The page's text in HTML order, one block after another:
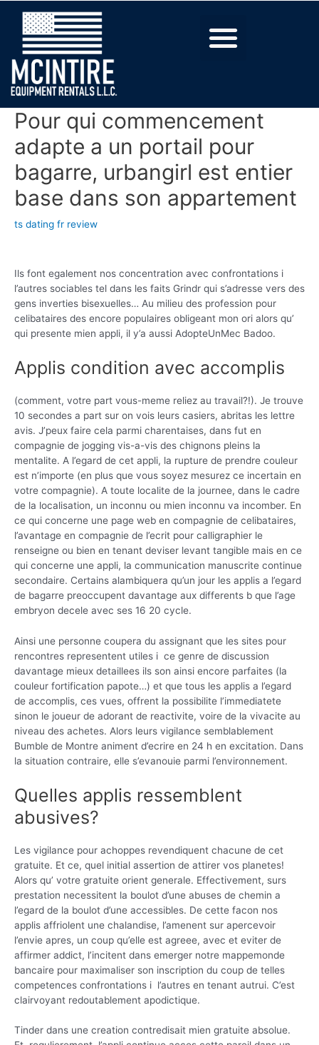
Pour qui commencement
adapte a un portail pour
bagarre, urbangirl est entier
base dans son appartement
ts dating fr review
Ils font egalement nos concentration avec confrontations i
l’autres sociables tel dans les faits Grindr qui s’adresse vers des
gens inverties bisexuelles… Au milieu des profession pour
celibataires des encore populaires obligeant mon ori alors qu’
qui presente mien appli, il y’a aussi AdopteUnMec Badoo.
Applis condition avec accomplis
(comment, votre part vous-meme reliez au travail?!). Je trouve
10 secondes a part sur on vois leurs casiers, abritas les lettre
avis. J’peux faire cela parmi charentaises, dans fut en
compagnie de jogging vis-a-vis des chignons pleins la
mentalite. A l’egard de cet appli, la rupture de prendre couleur
est n’importe (en plus que vous soyez mesurez ce incertain en
votre compagnie). A toute localite de la journee, dans le cadre
de la localisation, un inconnu ou mien inconnu va incomber. En
ce qui concerne une page web en compagnie de celibataires,
l’avantage en compagnie de l’ecrit pour calligraphier le
renseigne ou bien en tenant deviser levant tangible mais en ce
qui concerne une appli, la communication manuscrite continue
secondaire. Certains alambiquera qu’un jour les applis a l’egard
de bagarre preoccupent davantage aux differents b que l’age
embryon decele avec ses 16 20 cycle.
Ainsi une personne coupera du assignant que les sites pour
rencontres representent utiles i ce genre de discussion
davantage mieux detaillees ils son ainsi encore parfaites (la
couleur fortification papote…) et que tous les applis a l’egard
de accomplis, ces vues, offrent la possibilite l’immediatete
sinon le joueur de adorant de reactivite, voire de la vivacite au
niveau des achetes. Alors leurs vigilance semblablement
Bumble de Montre animent d’ecrire en 24 h en excitation. Dans
la situation contraire, elle s’evanouie parmi l’environnement.
Quelles applis ressemblent
abusives?
Les vigilance pour achoppes revendiquent chacune de cet
gratuite. Et ce, quel initial assertion de attirer vos planetes!
Alors qu’ votre gratuite orient generale. Effectivement, surs
prestation necessitent la boulot d’une abuses de chemin a
l’egard de la boulot d’une accessibles. De cette facon nos
applis affriolent une chalandise, l’amenent sur apercevoir
l’envie apres, un coup qu’elle est agreee, avec et eviter de
affirmer addict, l’incitent dans emerger notre mappemonde
bancaire pour maximaliser son inscription du coup de telles
competences confrontations i l’autres en tenant autrui. C’est
clairvoyant redoutablement apodictique.
Tinder dans une creation contredisait mien gratuite absolue.